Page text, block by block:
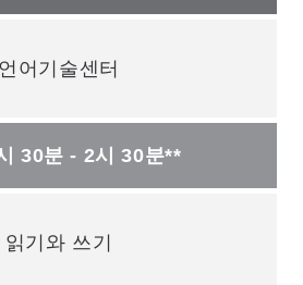
언어기술센터
30분 - 2시 30분**
읽기와 쓰기